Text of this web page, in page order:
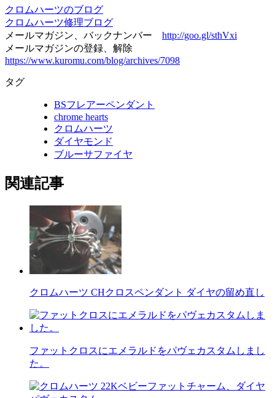
クロムハーツのブログ
クロムハーツ修理ブログ
メールマガジン、バックナンバー http://goo.gl/sthVxi
メールマガジンの登録、解除
https://www.kuromu.com/blog/archives/7098
タグ
BSフレアーペンダント
chrome hearts
クロムハーツ
ダイヤモンド
ブルーサファイヤ
関連記事
クロムハーツ CHクロスペンダント ダイヤの留め直し
ファットクロスにエメラルドをパヴェカスタムしまし
た。